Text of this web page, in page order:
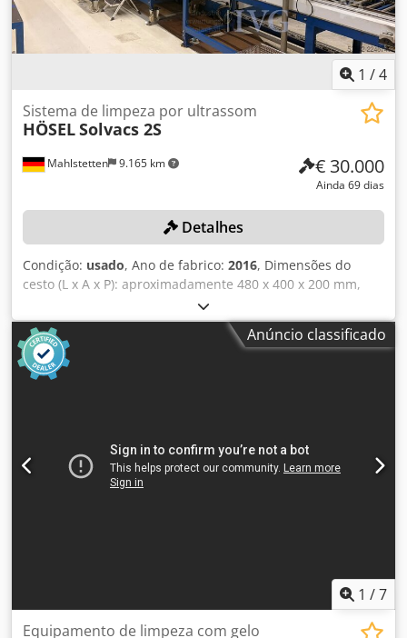
1 /4
Mahlstetten 9.165 km
Sistema de limpeza por ultrassom
HÖSELSolvacs 2S
€ 30.000
Ainda 69 dias
Detalhes
Condição: usado, Ano de fabrico: 2016, Dimensões do
cesto (L x A x P): aproximadamente 480 x 400 x 200 mm,
peso: 3.900 kg, potência: 55 kW, 1 transportador de roletes
elétrico, aproximadamente 9 metros de comprimento, com
controlo SIEMENS Simatic HMI. Csdpfx Alozqy Sfj Ssrf
Anúncio classificado
1 /7
Equipamento de limpeza com gelo